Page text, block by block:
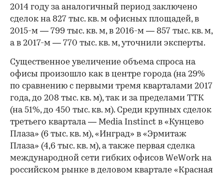
2014 году за аналогичный период заключено
сделок на 827 тыс. кв. м офисных площадей, в
2015-м — 799 тыс. кв. м, в 2016-м — 857 тыс. кв. м,
а в 2017-м — 770 тыс. кв. м, уточнили эксперты.
Существенное увеличение объема спроса на
офисы произошло как в центре города (на 29%
по сравнению с первыми тремя кварталами 2017
года, до 208 тыс. кв. м), так и за пределами ТТК
(на 51%, до 450 тыс. кв. м). Среди крупных сделок
третьего квартала — Media Instinct в «Кунцево
Плаза» (6 тыс. кв. м), «Инград» в «Эрмитаж
Плаза» (4,6 тыс. кв. м), а также первая сделка
международной сети гибких офисов WeWork на
российском рынке в деловом квартале «Красная